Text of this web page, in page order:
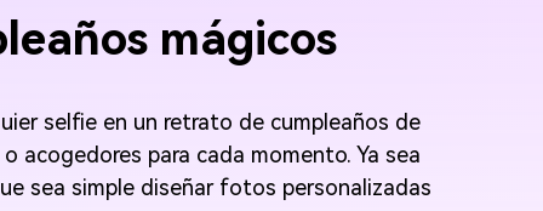
mágicos
selfie en un retrato de cumpleaños de
acogedores para cada momento. Ya sea
sea simple diseñar fotos personalizadas